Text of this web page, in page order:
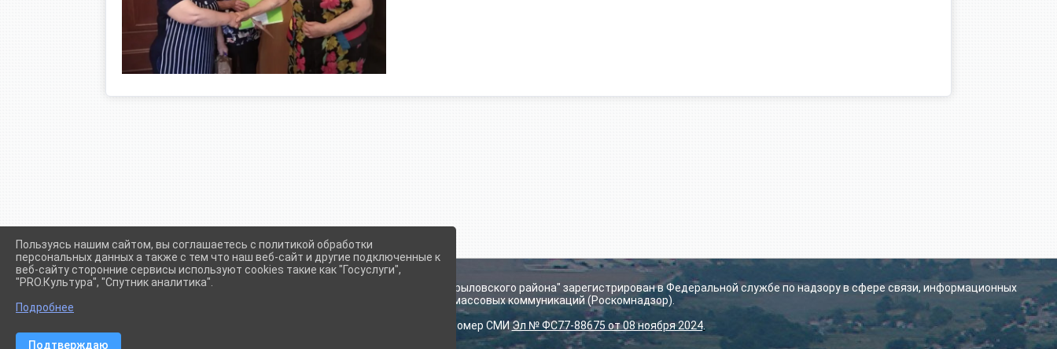
Сетевое издание (сайт) "Администрации Крыловского сельского поселения Крыловского района" зарегистрирован в Федеральной службе по надзору в сфере связи, информационных
технологий и массовых коммуникаций (Роскомнадзор).
Регистрационный номер СМИЭл № ФС77-88675 от 08 ноября 2024.
Пользуясь нашим сайтом, вы соглашаетесь с политикой обработки
персональных данных а также с тем что наш веб-сайт и другие подключенные к
веб-сайту сторонние сервисы используют cookies такие как "Госуслуги",
"PRO.Культура", "Спутник аналитика".
Подробнее
Подтверждаю